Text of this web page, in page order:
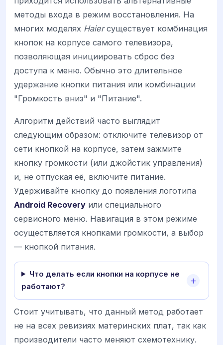
методы входа в режим восстановления. На
многих моделях Haierсуществует комбинация
кнопок на корпусе самого телевизора,
позволяющая инициировать сброс без
доступа к меню. Обычно это длительное
удержание кнопки питания или комбинации
"Громкость вниз" и "Питание".
Алгоритм действий часто выглядит
следующим образом: отключите телевизор от
сети кнопкой на корпусе, затем зажмите
кнопку громкости (или джойстик управления)
и, не отпуская её, включите питание.
Удерживайте кнопку до появления логотипа
Android Recovery или специального
сервисного меню. Навигация в этом режиме
осуществляется кнопками громкости, а выбор
— кнопкой питания.
Что делать если кнопки на корпусе не
работают?
Стоит учитывать, что данный метод работает
не на всех ревизиях материнских плат, так как
производители часто меняют схемотехнику.